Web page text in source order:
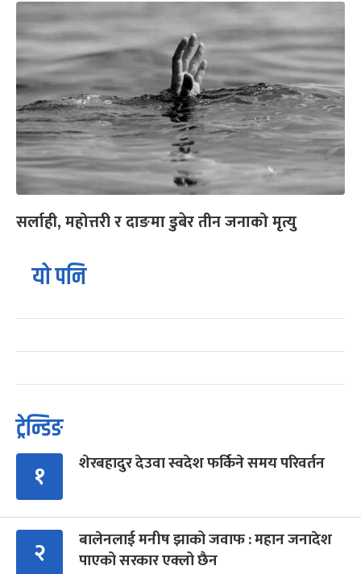
सर्लाही, महोत्तरी र दाङमा डुबेर तीन जनाको मृत्यु
यो पनि
ट्रेन्डिङ
१ शेरबहादुर देउवा स्वदेश फर्किने समय परिवर्तन
२
बालेनलाई मनीष झाको जवाफ : महान जनादेश
पाएको सरकार एक्लो छैन